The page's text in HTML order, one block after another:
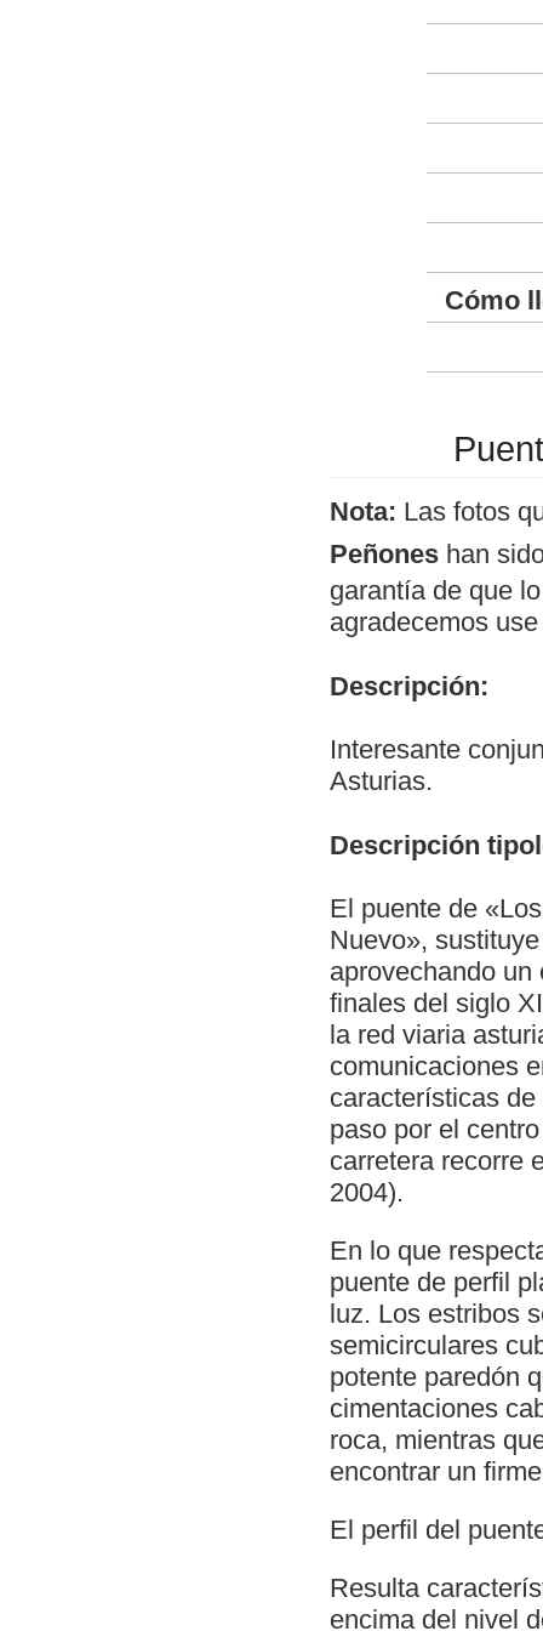
Cómo
Nota: Las fotos
Peñones han
garantía de que
agradecemos
Descripción:
Interesante
Asturias.
Descripción
El puente de
Nuevo»,
aprovechando
finales del siglo
la red viaria
comunicaciones
características
paso por el
carretera recorre
2004).
En lo que
puente de perfil
luz. Los estribos
semicirculares
potente paredón
cimentaciones
roca, mientras
encontrar un
El perfil del
Resulta
encima del nivel